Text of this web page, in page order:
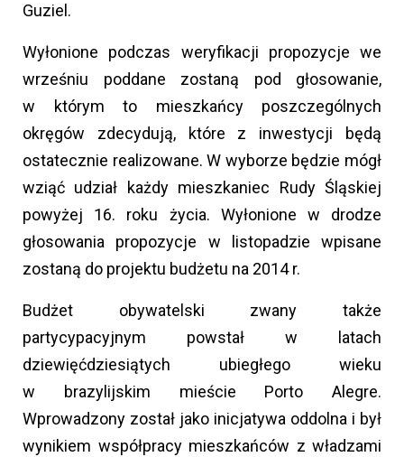
Guziel.
Wyłonione podczas weryfikacji propozycje we
wrześniu poddane zostaną pod głosowanie,
w którym to mieszkańcy poszczególnych
okręgów zdecydują, które z inwestycji będą
ostatecznie realizowane. W wyborze będzie mógł
wziąć udział każdy mieszkaniec Rudy Śląskiej
powyżej 16. roku życia. Wyłonione w drodze
głosowania propozycje w listopadzie wpisane
zostaną do projektu budżetu na 2014 r.
Budżet obywatelski zwany także
partycypacyjnym powstał w latach
dziewięćdziesiątych ubiegłego wieku
w brazylijskim mieście Porto Alegre.
Wprowadzony został jako inicjatywa oddolna i był
wynikiem współpracy mieszkańców z władzami